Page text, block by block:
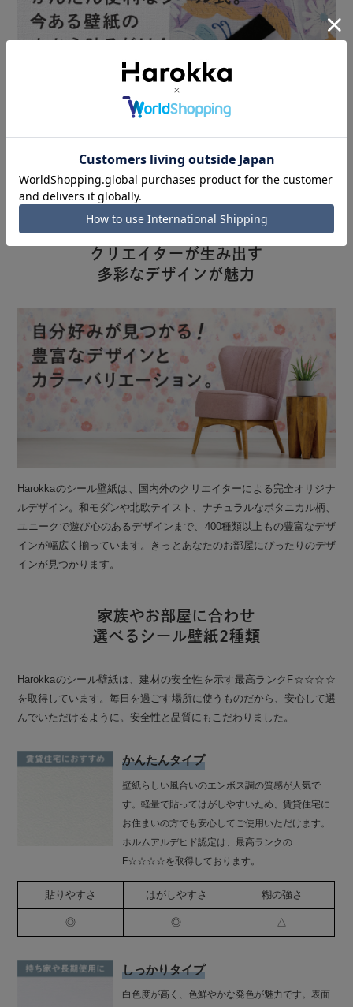
一般的な壁紙は、自分で糊や道具を用意したり、お部屋を養生したり
と、初心者にはハードルが高いもの。Harokkaのシール壁紙なら、今
ある壁紙の上から貼るだけ。糊を使わないので手が汚れたり、におい
が気になることもなく、普段の休日を使って模様替えが可能です。
クリエイターが生み出す
多彩なデザインが魅力
Harokkaのシール壁紙は、国内外のクリエイターによる完全オリジナ
ルデザイン。和モダンや北欧テイスト、ナチュラルなボタニカル柄、
ユニークで遊び心のあるデザインまで、400種類以上もの豊富なデザ
インが幅広く揃っています。きっとあなたのお部屋にぴったりのデザ
インが見つかります。
家族やお部屋に合わせ
選べるシール壁紙2種類
Harokkaのシール壁紙は、建材の安全性を示す最高ランクF☆☆☆☆
を取得しています。毎日を過ごす場所に使うものだから、安心して選
んでいただけるように。安全性と品質にもこだわりました。
かんたんタイプ
壁紙らしい風合いのエンボス調の質感が人気で
す。軽量で貼ってはがしやすいため、賃貸住宅に
お住まいの方でも安心してご使用いただけます。
ホルムアルデヒド認定は、最高ランクの
F☆☆☆☆を取得しております。
貼りやすさ はがしやすさ 糊の強さ
◎ ◎ △
しっかりタイプ
白色度が高く、色鮮やかな発色が魅力です。表面